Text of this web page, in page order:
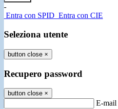
-
Entra con SPID Entra con CIE
Seleziona utente
button close ×
Recupero password
button close ×
E-mail